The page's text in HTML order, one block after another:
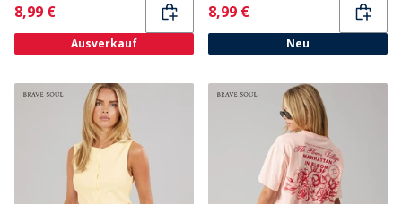
Current
8,99 €
Ausverkauf
Current
8,99 €
Neu